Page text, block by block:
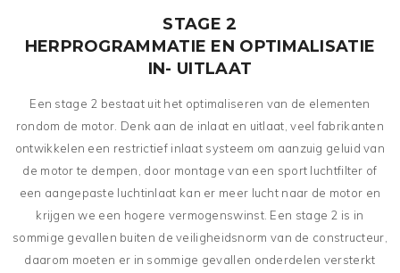
STAGE 2
HERPROGRAMMATIE EN OPTIMALISATIE
IN- UITLAAT
Een stage 2 bestaat uit het optimaliseren van de elementen
rondom de motor. Denk aan de inlaat en uitlaat, veel fabrikanten
ontwikkelen een restrictief inlaat systeem om aanzuig geluid van
de motor te dempen, door montage van een sport luchtfilter of
een aangepaste luchtinlaat kan er meer lucht naar de motor en
krijgen we een hogere vermogenswinst. Een stage 2 is in
sommige gevallen buiten de veiligheidsnorm van de constructeur,
daarom moeten er in sommige gevallen onderdelen versterkt